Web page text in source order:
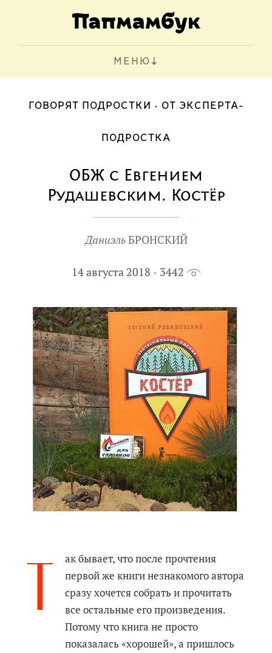
МЕНЮ
ГОВОРЯТ ПОДРОСТКИ ОТ ЭКСПЕРТА-
ПОДРОСТКА
ОБЖ с Евгением
Рудашевским. Костёр
ДаниэльБРОНСКИЙ
14 августа 2018 3442
Т
ак бывает, что после прочтения
первой же книги незнакомого автора
сразу хочется собрать и прочитать
все остальные его произведения.
Потому что книга не просто
показалась «хорошей», а пришлось